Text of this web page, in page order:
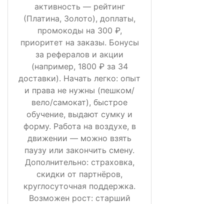
активность — рейтинг
(Платина, Золото), доплаты,
промокоды на 300 ₽,
приоритет на заказы. Бонусы
за рефералов и акции
(например, 1800 ₽ за 34
доставки). Начать легко: опыт
и права не нужны (пешком/
вело/самокат), быстрое
обучение, выдают сумку и
форму. Работа на воздухе, в
движении — можно взять
паузу или закончить смену.
Дополнительно: страховка,
скидки от партнёров,
круглосуточная поддержка.
Возможен рост: старший